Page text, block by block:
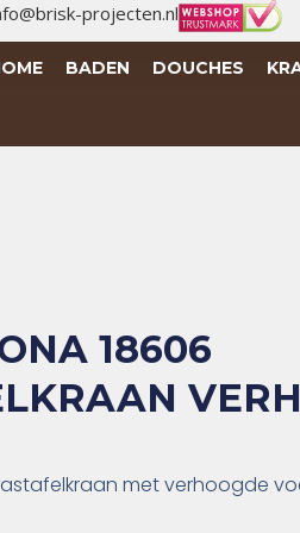
projecten.nl
BADEN DOUCHES
18606
met verhoogde